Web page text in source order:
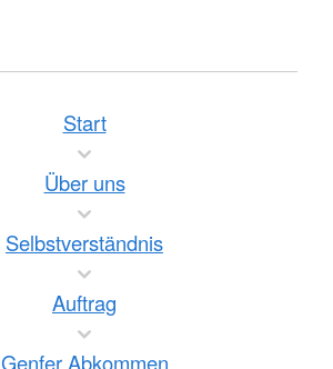
Start
Über uns
Selbstverständnis
Auftrag
Genfer Abkommen